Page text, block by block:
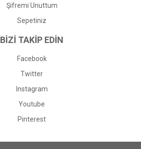
Şifremi Unuttum
Sepetiniz
BİZİ TAKİP EDİN
Facebook
Twitter
Instagram
Youtube
Pinterest